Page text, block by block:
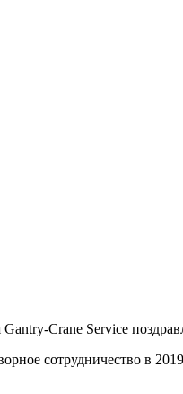
Crane Service
сотрудничество в